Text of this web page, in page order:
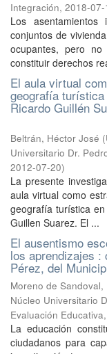
Integración, 2018-07-
Los asentamientos
conjuntos de
ocupantes, pero
constituir derechos
El aula virtual
geografía
Ricardo Guillén
Beltrán, Héctor José (
Universitario Dr.
2012-07-20)
La presente
aula virtual como
geografía turística
Guillen Suarez. El ...
El ausentismo
los aprendizajes
Pérez, del
Moreno de
Núcleo Universitario
Evaluación Educativa,
La educación
ciudadanos para